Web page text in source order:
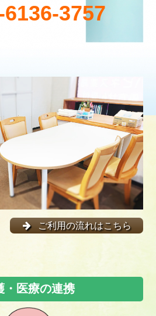
6136-3757
ご利用の流れはこちら
・医療の連携